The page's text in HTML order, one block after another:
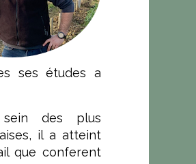
ses études a
des plus
il a atteint
que conferent